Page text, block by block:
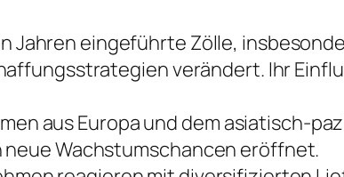
Jahren eingeführte Zölle,
verändert. Ihr
aus Europa und dem asiatisch-
Wachstumschancen eröffnet.